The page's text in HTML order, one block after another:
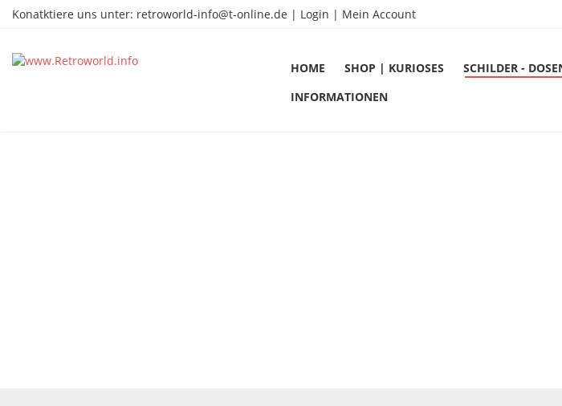
Konatktiere uns unter: retroworld-info@t-online.de | Login | Mein Account
HOME SHOP | KURIOSES SCHILDER -
INFORMATIONEN